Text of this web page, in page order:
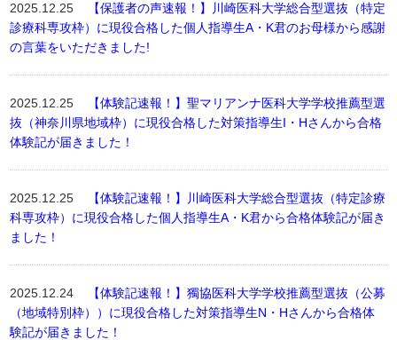
2025.12.25
【保護者の声速報！】川崎医科大学総合型選抜（特定
診療科専攻枠）に現役合格した個人指導生A・K君のお母様から感謝
の言葉をいただきました!
2025.12.25
【体験記速報！】聖マリアンナ医科大学学校推薦型選
抜（神奈川県地域枠）に現役合格した対策指導生I・Hさんから合格
体験記が届きました！
2025.12.25
【体験記速報！】川崎医科大学総合型選抜（特定診療
科専攻枠）に現役合格した個人指導生A・K君から合格体験記が届き
ました！
2025.12.24
【体験記速報！】獨協医科大学学校推薦型選抜（公募
（地域特別枠））に現役合格した対策指導生N・Hさんから合格体
験記が届きました！